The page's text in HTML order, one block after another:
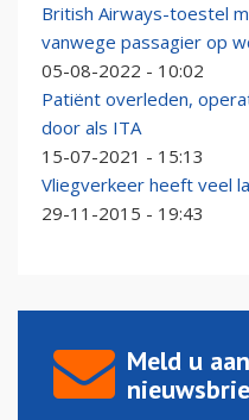
British Airways-toestel
vanwege passagier op
05-08-2022 - 10:02
Patiënt overleden,
door als ITA
15-07-2021 - 15:13
Vliegverkeer heeft veel
29-11-2015 - 19:43
Meld u